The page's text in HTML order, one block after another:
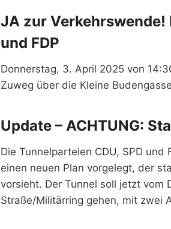
JA zur Verkehrswende!
und FDP
Donnerstag, 3. April 2025 von
Zuweg über die Kleine
Update – ACHTUNG:
Die Tunnelparteien CDU, SPD
einen neuen Plan vorgelegt, der
vorsieht. Der Tunnel soll jetzt vom
Straße/Militärring gehen, mit zwei